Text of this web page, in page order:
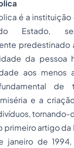
é a
do Estado,
predestinado
da pessoa
aos menos
de
e a
tornando-
primeiro artigo
janeiro de